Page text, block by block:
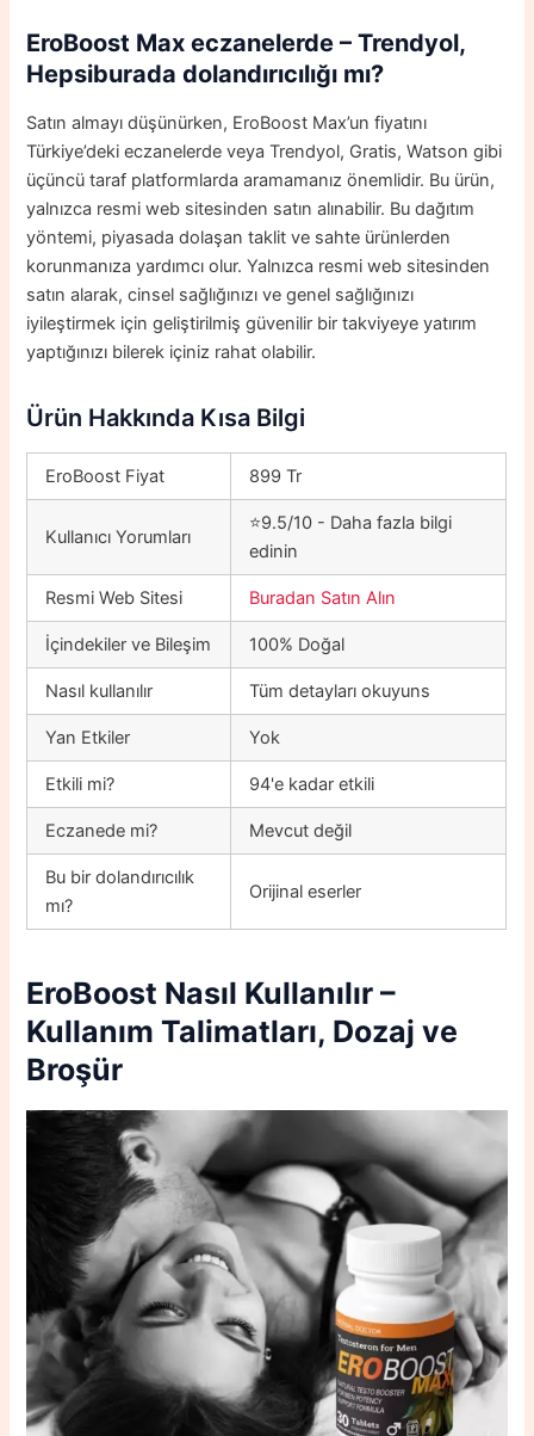
EroBoost Maxeczanelerde – Trendyol,
Hepsiburada dolandırıcılığı mı?
Satın almayı düşünürken, EroBoost Max’un fiyatını
Türkiye’deki eczanelerde veya Trendyol, Gratis, Watson gibi
üçüncü taraf platformlarda aramamanız önemlidir. Bu ürün,
yalnızca resmi web sitesinden satın alınabilir. Bu dağıtım
yöntemi, piyasada dolaşan taklit ve sahte ürünlerden
korunmanıza yardımcı olur. Yalnızca resmi web sitesinden
satın alarak, cinsel sağlığınızı ve genel sağlığınızı
iyileştirmek için geliştirilmiş güvenilir bir takviyeye yatırım
yaptığınızı bilerek içiniz rahat olabilir.
Ürün Hakkında Kısa Bilgi
EroBoost Fiyat 899 Tr
Kullanıcı Yorumları
⭐9.5/10 - Daha fazla bilgi
edinin
Resmi Web Sitesi Buradan Satın Alın
İçindekiler ve Bileşim 100% Doğal
Nasıl kullanılır Tüm detayları okuyuns
Yan Etkiler Yok
Etkili mi? 94'e kadar etkili
Eczanede mi? Mevcut değil
Bu bir dolandırıcılık
mı?
Orijinal eserler
EroBoost Nasıl Kullanılır –
Kullanım Talimatları, Dozaj ve
Broşür